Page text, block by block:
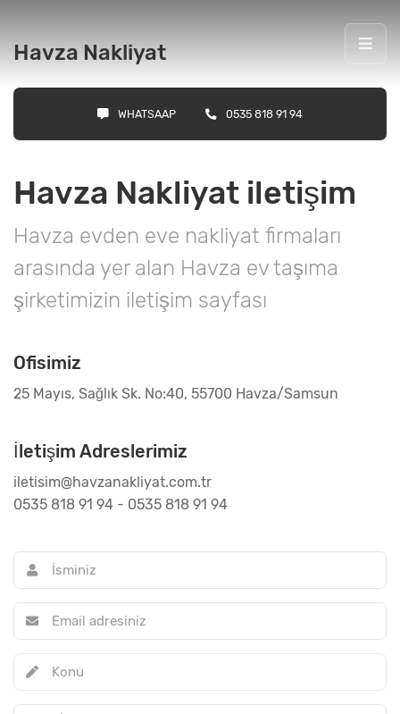
Havza Nakliyat
WHATSAAP 0535 818 91 94
Havza Nakliyat iletişim
Havza evden eve nakliyat firmaları
arasında yer alan Havza ev taşıma
şirketimizin iletişim sayfası
Ofisimiz
25 Mayıs, Sağlık Sk. No:40, 55700 Havza/Samsun
İletişim Adreslerimiz
iletisim@havzanakliyat.com.tr
0535 818 91 94 - 0535 818 91 94